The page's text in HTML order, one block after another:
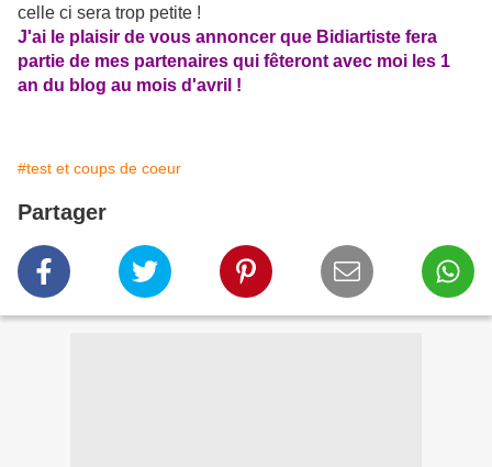
celle ci sera trop petite !
J'ai le plaisir de vous annoncer que Bidiartiste fera
partie de mes partenaires qui fêteront avec moi les 1
an du blog au mois d'avril !
#test et coups de coeur
Partager